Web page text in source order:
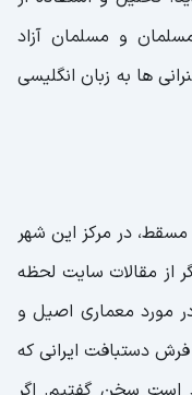
و مسلمان آزاد
ها به زبان انگلیسی
در مرکز این شهر
از مقالات سایت لحظه
مورد معماری اصیل و
دستبافت ایرانی که